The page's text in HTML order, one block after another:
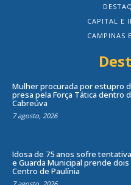
CAPITAL E
CAMPINAS
Mulher procurada por estupro
presa pela Força Tática dentro
Cabreúva
7 agosto, 2026
Idosa de 75 anos sofre
e Guarda Municipal prende
Centro de Paulínia